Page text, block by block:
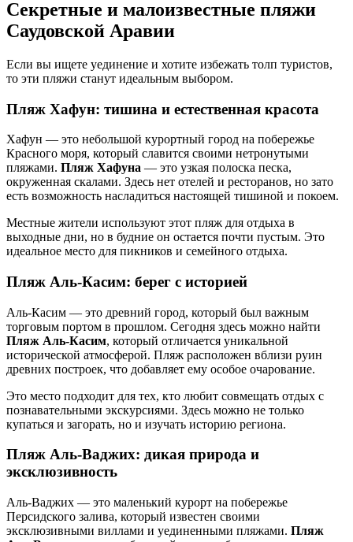
Секретные и малоизвестные пляжи
Саудовской Аравии
Если вы ищете уединение и хотите избежать толп туристов,
то эти пляжи станут идеальным выбором.
Пляж Хафун: тишина и естественная красота
Хафун — это небольшой курортный город на побережье
Красного моря, который славится своими нетронутыми
пляжами. Пляж Хафуна — это узкая полоска песка,
окруженная скалами. Здесь нет отелей и ресторанов, но зато
есть возможность насладиться настоящей тишиной и покоем.
Местные жители используют этот пляж для отдыха в
выходные дни, но в будние он остается почти пустым. Это
идеальное место для пикников и семейного отдыха.
Пляж Аль-Касим: берег с историей
Аль-Касим — это древний город, который был важным
торговым портом в прошлом. Сегодня здесь можно найти
Пляж Аль-Касим, который отличается уникальной
исторической атмосферой. Пляж расположен вблизи руин
древних построек, что добавляет ему особое очарование.
Это место подходит для тех, кто любит совмещать отдых с
познавательными экскурсиями. Здесь можно не только
купаться и загорать, но и изучать историю региона.
Пляж Аль-Ваджих: дикая природа и
эксклюзивность
Аль-Ваджих — это маленький курорт на побережье
Персидского залива, который известен своими
эксклюзивными виллами и уединенными пляжами. Пляж